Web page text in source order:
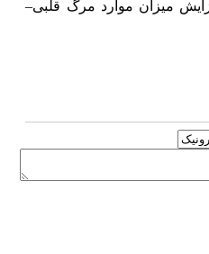
میزان موارد مرگ قلبی–